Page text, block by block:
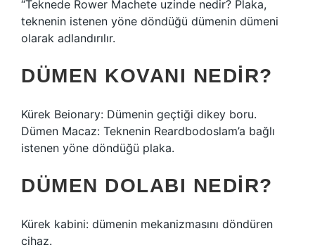
“Teknede Rower Machete uzinde nedir? Plaka,
teknenin istenen yöne döndüğü dümenin dümeni
olarak adlandırılır.
DÜMEN KOVANI NEDIR?
Kürek Beionary: Dümenin geçtiği dikey boru.
Dümen Macaz: Teknenin Reardbodoslam’a bağlı
istenen yöne döndüğü plaka.
DÜMEN DOLABI NEDIR?
Kürek kabini: dümenin mekanizmasını döndüren
cihaz.